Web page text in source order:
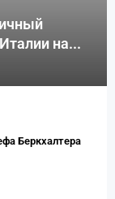
на...
Беркхалтера